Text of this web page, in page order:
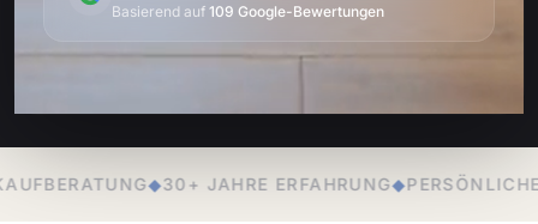
Basierend auf 109 Google-Bewertungen
◆PERSÖNLICHE BETREUUNG◆LOKALE